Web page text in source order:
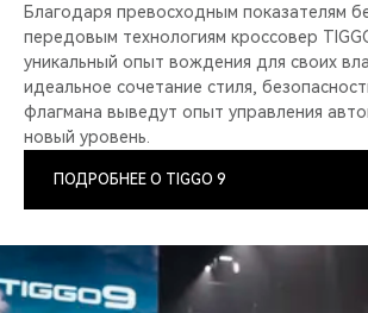
Благодаря превосходным показателям
передовым технологиям кроссовер
уникальный опыт вождения для своих
идеальное сочетание стиля,
флагмана выведут опыт управления
новый уровень.
ПОДРОБНЕЕ О TIGGO 9